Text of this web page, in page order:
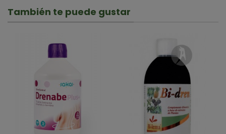
También te puede gustar